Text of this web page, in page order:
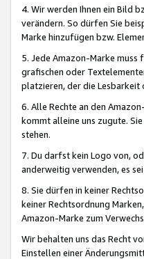
4. Wir werden Ihnen ein Bild
verändern. So dürfen Sie
Marke hinzufügen bzw.
5. Jede Amazon-Marke
grafischen oder
platzieren, der die
6. Alle Rechte an den
kommt alleine uns zugute.
stehen.
7. Du darfst kein Logo von,
anderweitig verwenden, es
8. Sie dürfen in keiner
keiner Rechtsordnung
Amazon-Marke zum
Wir behalten uns das Recht
Einstellen einer